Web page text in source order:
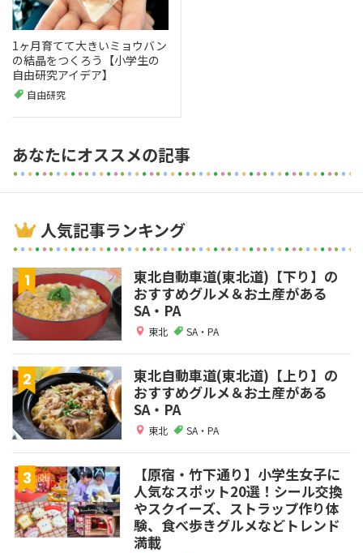
1ヶ月育てて大きいミョウバン
の結晶をつくろう【小学生の
自由研究アイデア】
自由研究
あなたにオススメの記事
人気記事ランキング
東北自動車道(東北道)【下り】の
おすすめグルメ＆お土産がある
SA・PA
東北 SA・PA
東北自動車道(東北道)【上り】の
おすすめグルメ＆お土産がある
SA・PA
東北 SA・PA
【原宿・竹下通り】小学生女子に
人気なスポット20選！シール交換
やスクイーズ、ストラップ作り体
験、食べ歩きグルメなどトレンド
満載